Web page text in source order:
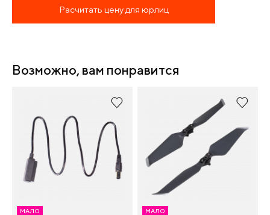
Расчитать цену для юрлиц
Возможно, вам понравится
МАЛО МАЛО